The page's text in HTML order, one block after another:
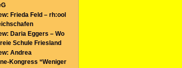
Frieda Feld – rh:ool
Daria Eggers – Wo
Schule Friesland
Andrea
Kongress “Weniger